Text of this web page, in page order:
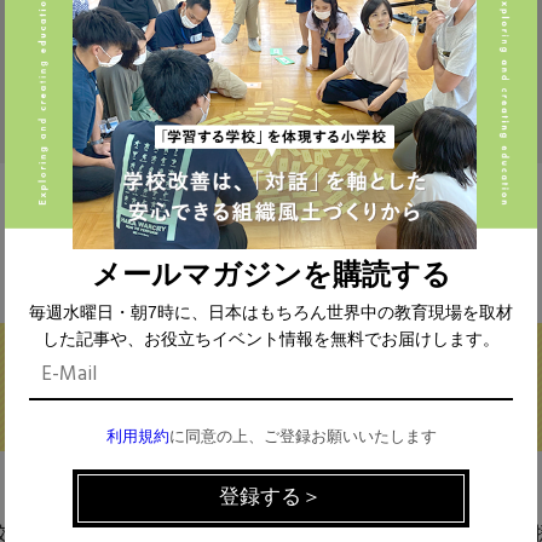
FIND THE CONTENTS
校種から探す テーマから探す
中学校 (261) 高校 (293) 一貫校 (65) 特別
メールマガジンを購読する
毎週水曜日・朝7時に、日本はもちろん世界中の教育現場を取材
した記事や、お役立ちイベント情報を無料でお届けします。
利用規約に同意の上、ご登録お願いいたします